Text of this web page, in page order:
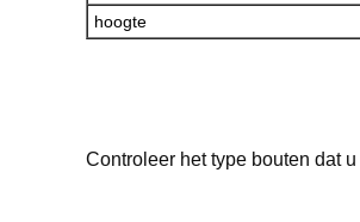
hoogte
Controleer het type bouten dat